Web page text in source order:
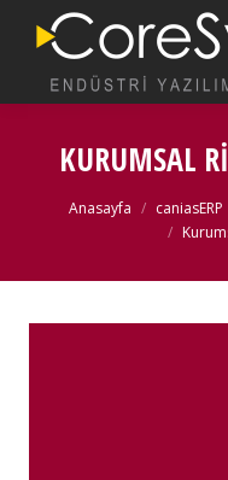
KURUMSAL
Buradasınız:
Anasayfa caniasERP